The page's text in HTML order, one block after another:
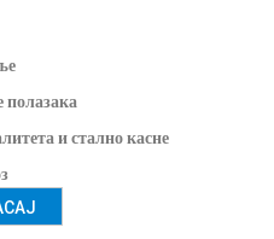
полазака
и стално касне